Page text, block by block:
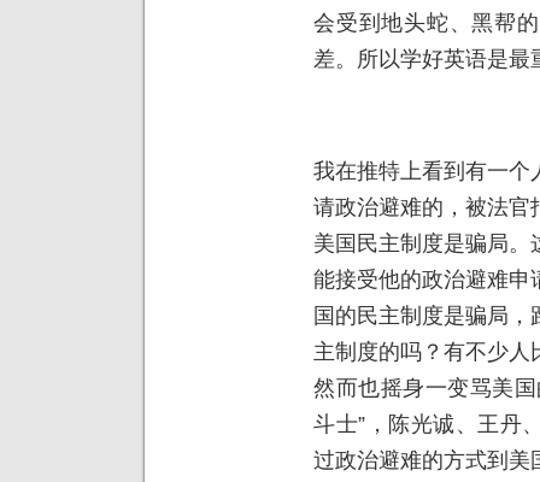
会受到地头蛇、黑帮
差。所以学好英语是最
我在推特上看到有一个
请政治避难的，被法官
美国民主制度是骗局
能接受他的政治避难申
国的民主制度是骗局
主制度的吗？有不少
然而也摇身一变骂美
斗士”，陈光诚、王丹
过政治避难的方式到美